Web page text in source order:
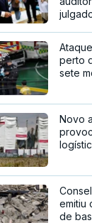
perto
sete
Novo
emitiu
de